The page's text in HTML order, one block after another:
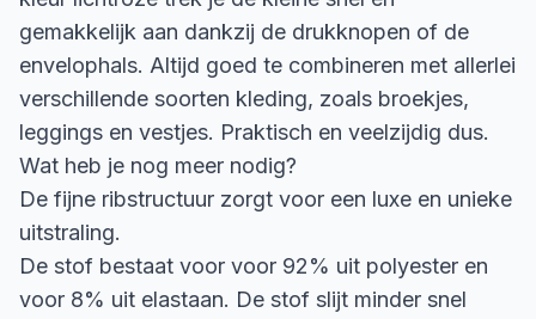
gemakkelijk aan dankzij de drukknopen of de
envelophals. Altijd goed te combineren met allerlei
verschillende soorten kleding, zoals broekjes,
leggings en vestjes. Praktisch en veelzijdig dus.
Wat heb je nog meer nodig?
De fijne ribstructuur zorgt voor een luxe en unieke
uitstraling.
De stof bestaat voor voor 92% uit polyester en
voor 8% uit elastaan. De stof slijt minder snel